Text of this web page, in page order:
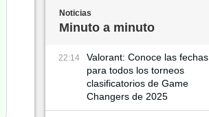
Noticias
Minuto a minuto
22:14
Valorant: Conoce las fechas
para todos los torneos
clasificatorios de Game
Changers de 2025